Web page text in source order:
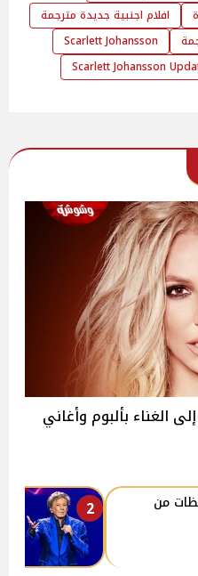
افلام اجنبية جديدة مترجمة
Scarlett Johansson
Scarlett Johansson
الغناء بألبوم وأغاني
2
من